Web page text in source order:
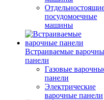
посудомоечные
машины
Встраиваемые
панели
Газовые
панели
Электрические
варочные панели